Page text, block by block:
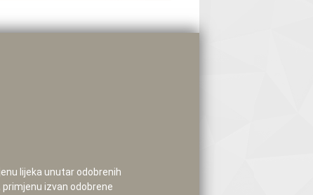
lijeka unutar odobrenih
izvan odobrene